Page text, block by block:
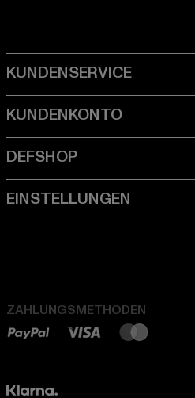
ZAHLUNGSMETHODEN